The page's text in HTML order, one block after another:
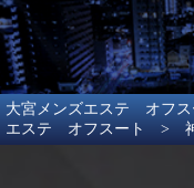
大宮メンズエステ オフス
エステ オフスート
>